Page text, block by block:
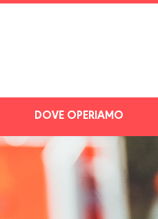
DOVE OPERIAMO